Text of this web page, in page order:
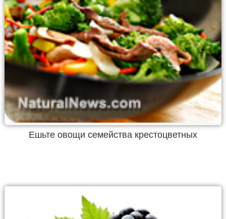
Ешьте овощи семейства крестоцветных